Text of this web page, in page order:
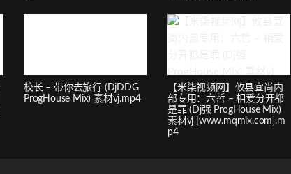
校长 – 带你去旅行 (DjDDG
ProgHouse Mix) 素材vj.mp4
【米柒视频网】攸县宜尚内
部专用：六哲 – 相爱分开都
是罪 (Dj强 ProgHouse Mix)
素材vj [www.mqmix.com].m
p4